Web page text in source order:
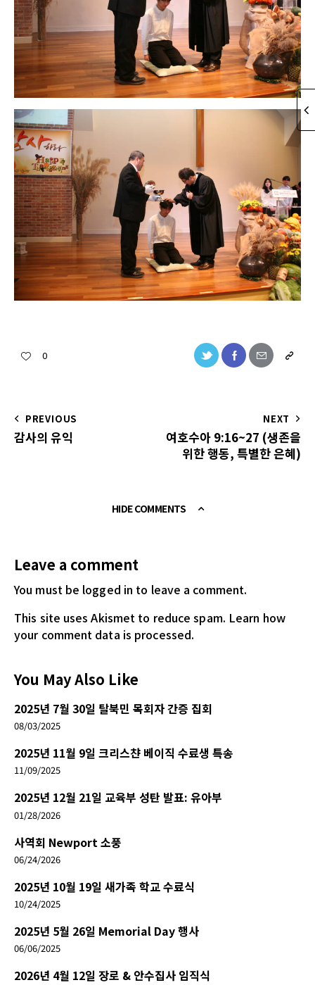
0
PREVIOUS
감사의 유익
NEXT
여호수아 9:16~27 (생존을
위한 행동, 특별한 은혜)
HIDE COMMENTS
Leave a comment
You must be logged in to leave a comment.
This site uses Akismet to reduce spam. Learn how
your comment data is processed.
You May Also Like
2025년 7월 30일 탈북민 목회자 간증 집회
08/03/2025
2025년 11월 9일 크리스챤 베이직 수료생 특송
11/09/2025
2025년 12월 21일 교육부 성탄 발표: 유아부
01/28/2026
사역회 Newport 소풍
06/24/2026
2025년 10월 19일 새가족 학교 수료식
10/24/2025
2025년 5월 26일 Memorial Day 행사
06/06/2025
2026년 4월 12일 장로 & 안수집사 임직식